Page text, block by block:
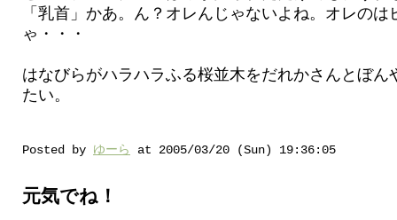
「乳首」かあ。ん？オレんじゃないよね。オレのは
ゃ・・・
はなびらがハラハラふる桜並木をだれかさんとぼん
たい。
Posted by ゆーら at 2005/03/20 (Sun) 19:36:05
元気でね！